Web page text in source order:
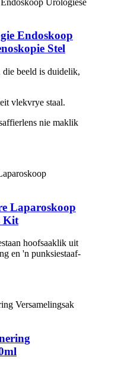
Endoskoop
Stel
die beeld is duidelik,
vlekvrye staal.
nie maklik
Laparoskoop
Kit
​​hoofsaaklik uit
en 'n punksiestaaf-